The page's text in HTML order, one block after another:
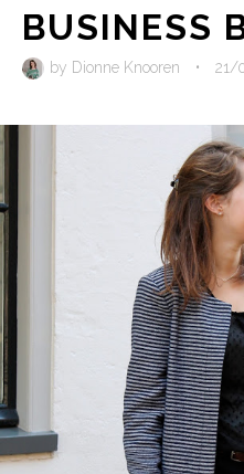
BUSINESS
by Dionne Knooren • 21/